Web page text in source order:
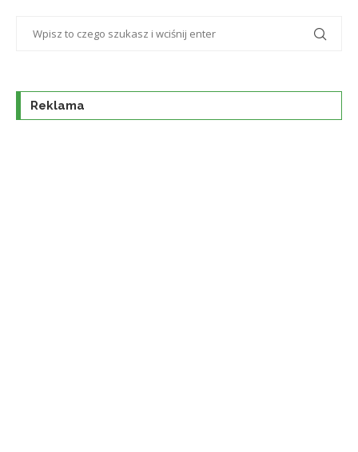
Reklama